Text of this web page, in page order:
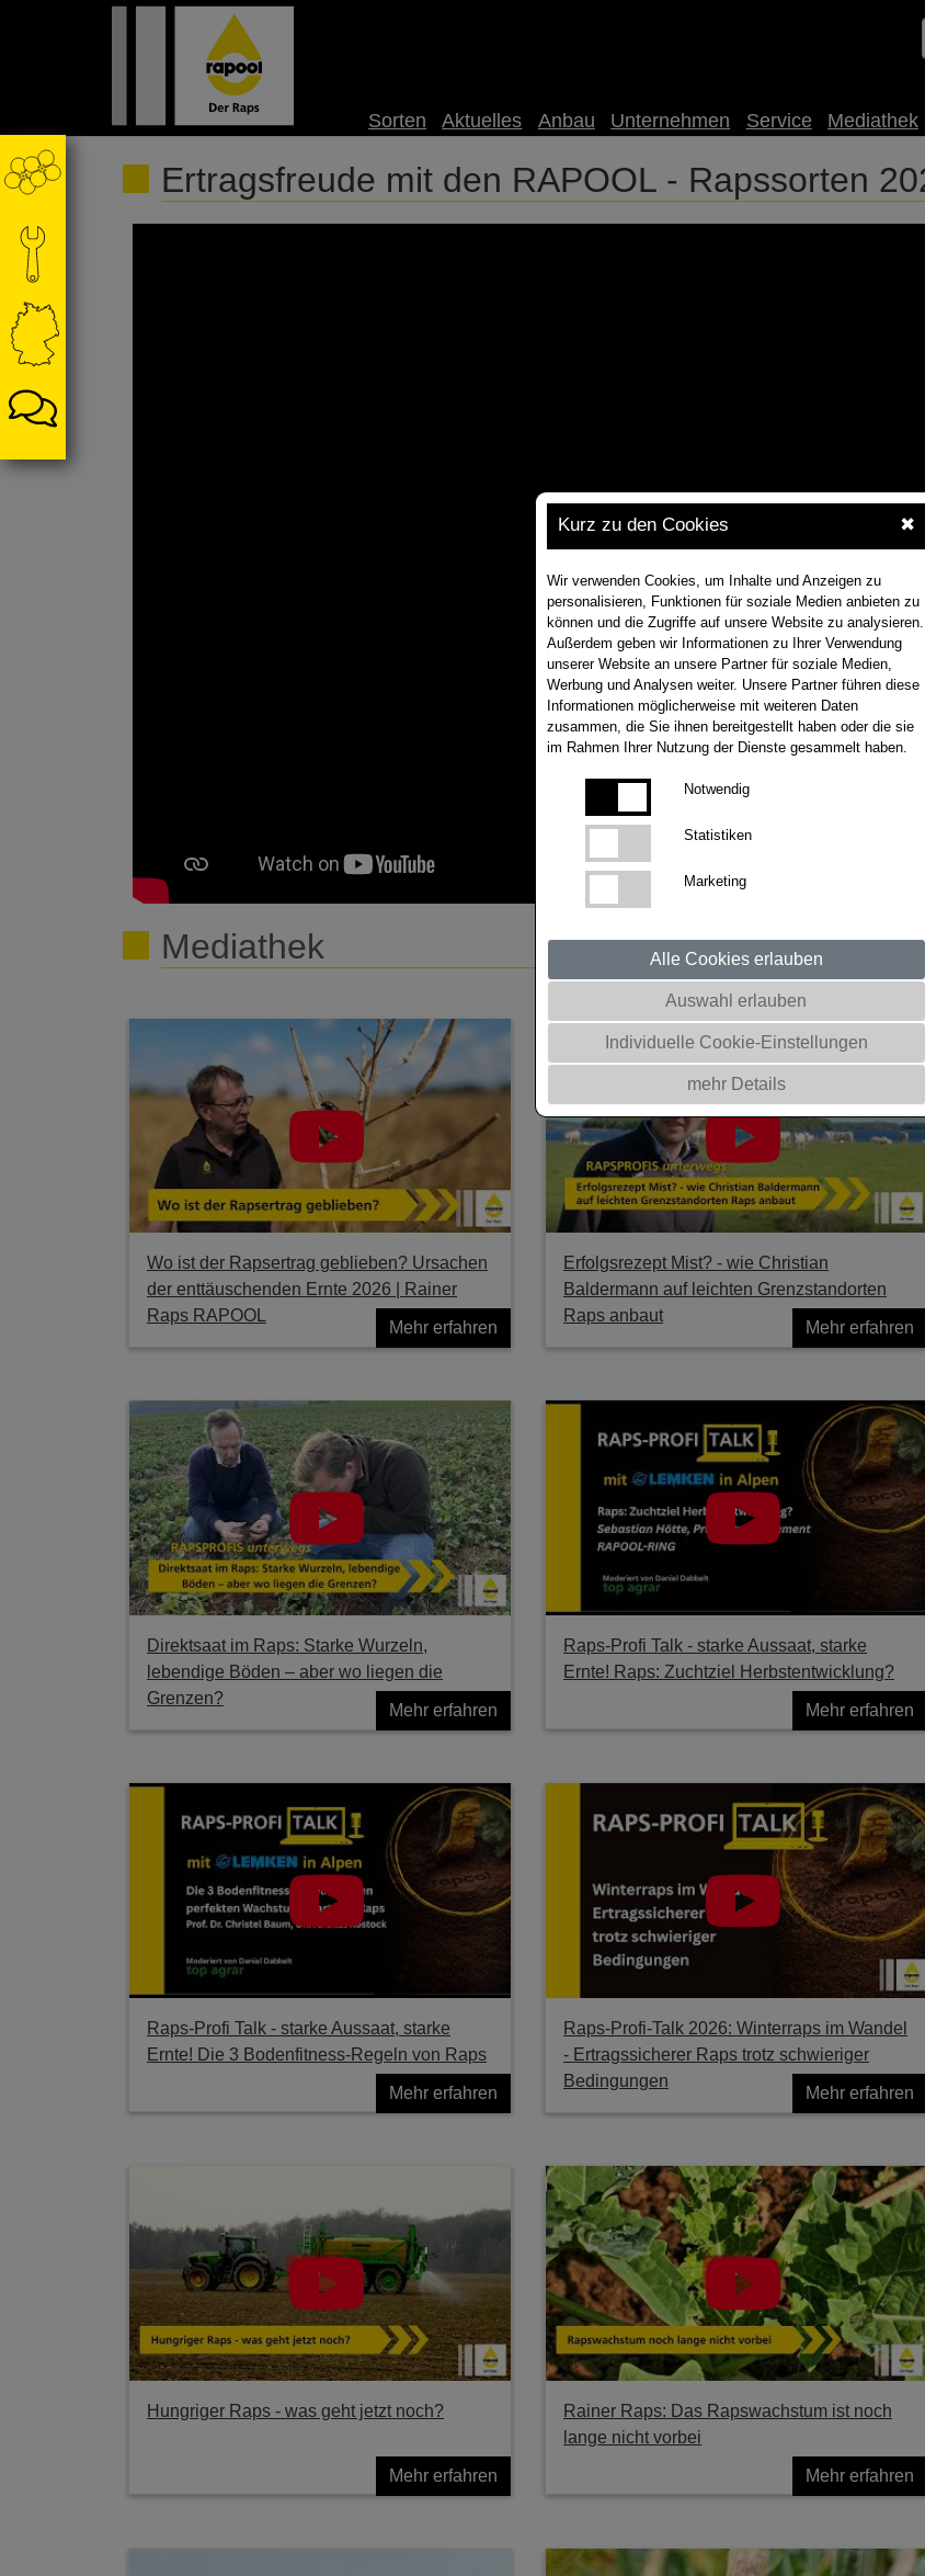
Kurz zu den Cookies ✖
Wir verwenden Cookies, um Inhalte und Anzeigen zu
personalisieren, Funktionen für soziale Medien anbieten zu
können und die Zugriffe auf unsere Website zu analysieren.
Außerdem geben wir Informationen zu Ihrer Verwendung
unserer Website an unsere Partner für soziale Medien,
Werbung und Analysen weiter. Unsere Partner führen diese
Informationen möglicherweise mit weiteren Daten
zusammen, die Sie ihnen bereitgestellt haben oder die sie
im Rahmen Ihrer Nutzung der Dienste gesammelt haben.
Notwendig
Statistiken
Marketing
Alle Cookies erlauben
Auswahl erlauben
Individuelle Cookie-Einstellungen
mehr Details
Sorten Aktuelles Anbau Unternehmen Service Mediathek
Ertragsfreude mit den RAPOOL - Rapssorten
Mediathek
Wo ist der Rapsertrag geblieben? Ursachen
der enttäuschenden Ernte 2026 | Rainer
Raps RAPOOL
Mehr erfahren
Erfolgsrezept Mist? - wie Christian
Baldermann auf leichten Grenzstandorten
Raps anbaut
Mehr erfahren
Direktsaat im Raps: Starke Wurzeln,
lebendige Böden – aber wo liegen die
Grenzen?
Mehr erfahren
Raps-Profi Talk - starke Aussaat, starke
Ernte! Raps: Zuchtziel Herbstentwicklung?
Mehr erfahren
Raps-Profi Talk - starke Aussaat, starke
Ernte! Die 3 Bodenfitness-Regeln von Raps
Mehr erfahren
Raps-Profi-Talk 2026: Winterraps im Wandel
- Ertragssicherer Raps trotz schwieriger
Bedingungen
Mehr erfahren
Hungriger Raps - was geht jetzt noch?
Mehr erfahren
Rainer Raps: Das Rapswachstum ist noch
lange nicht vorbei
Mehr erfahren